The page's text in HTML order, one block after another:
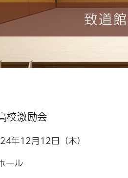
致道
校激励会
年12月12日（木）
ール